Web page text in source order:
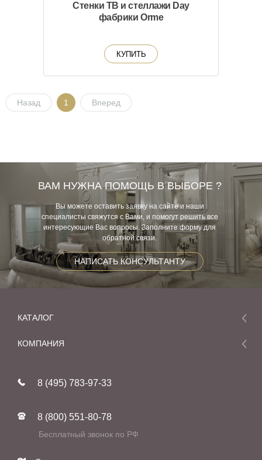
Стенки ТВ и стеллажи Day
фабрики Orme
КУПИТЬ
Назад 1 Вперед
ВАМ НУЖНА ПОМОЩЬ В ВЫБОРЕ ?
Вы можете оставить заявку на сайте и наши
специалисты свяжутся с Вами, и помогут решить все
интересующие Вас вопросы. Заполните форму для
обратной связи.
НАПИСАТЬ КОНСУЛЬТАНТУ
КАТАЛОГ
Мебель
Фабрики
КОМПАНИЯ
Реставрация
Контакты
8 (495) 783-97-33
8 (800) 551-80-78
Бесплатный звонок по РФ